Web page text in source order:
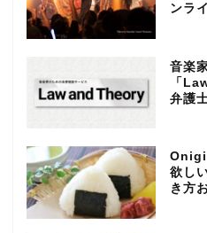
ンラ
音楽
「
弁護
欲し
き方